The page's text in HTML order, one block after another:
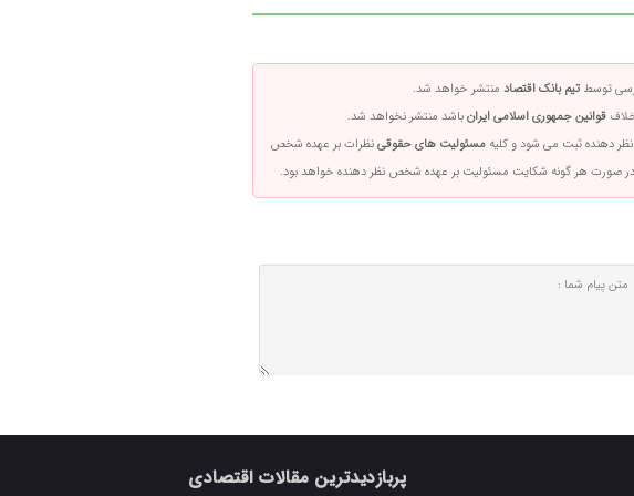
توسط تیم بانک اقتصاد منتشر خواهد شد.
قوانین جمهوری اسلامی ایرانباشد منتشر نخواهد شد.
دهنده ثبت می شود و کلیه مسئولیت های حقوقینظرات بر عهده شخص
در صورت هر گونه شکایت مسئولیت بر عهده شخص نظر دهنده خواهد بود.
پربازدیدترین مقالات اقتصادی